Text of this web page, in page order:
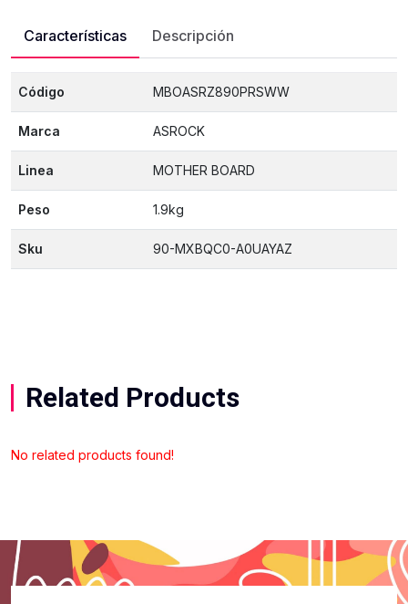
Características Descripción
Código MBOASRZ890PRSWW
Marca ASROCK
Linea MOTHER BOARD
Peso 1.9kg
Sku 90-MXBQC0-A0UAYAZ
Related Products
No related products found!